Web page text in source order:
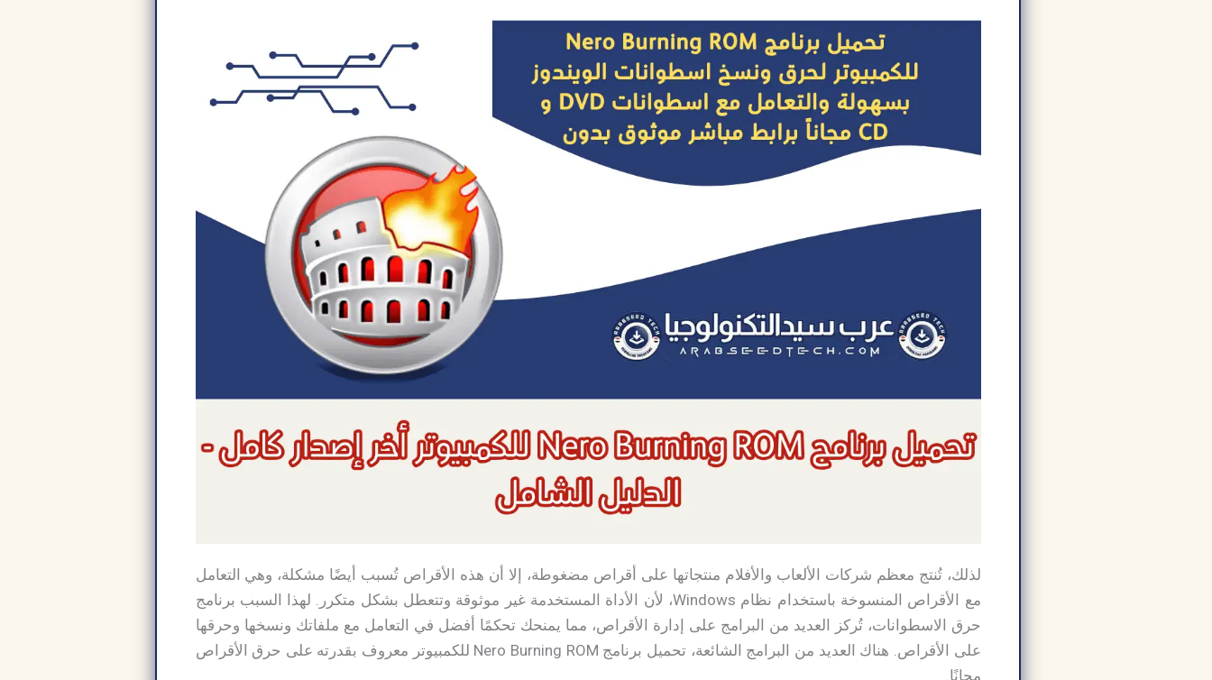
لذلك، تُنتج معظم شركات الألعاب والأفلام منتجاتها على أقراص مضغوطة، إلا أن هذه الأقراص تُسبب أيضًا مشكلة، وهي التعامل
مع الأقراص المنسوخة باستخدام نظام Windows، لأن الأداة المستخدمة غير موثوقة وتتعطل بشكل متكرر. لهذا السبب برنامج
حرق الاسطوانات، تُركز العديد من البرامج على إدارة الأقراص، مما يمنحك تحكمًا أفضل في التعامل مع ملفاتك ونسخها وحرقها
على الأقراص. هناك العديد من البرامج الشائعة، تحميل برنامج Nero Burning ROM للكمبيوتر معروف بقدرته على حرق الأقراص
مجانًا.